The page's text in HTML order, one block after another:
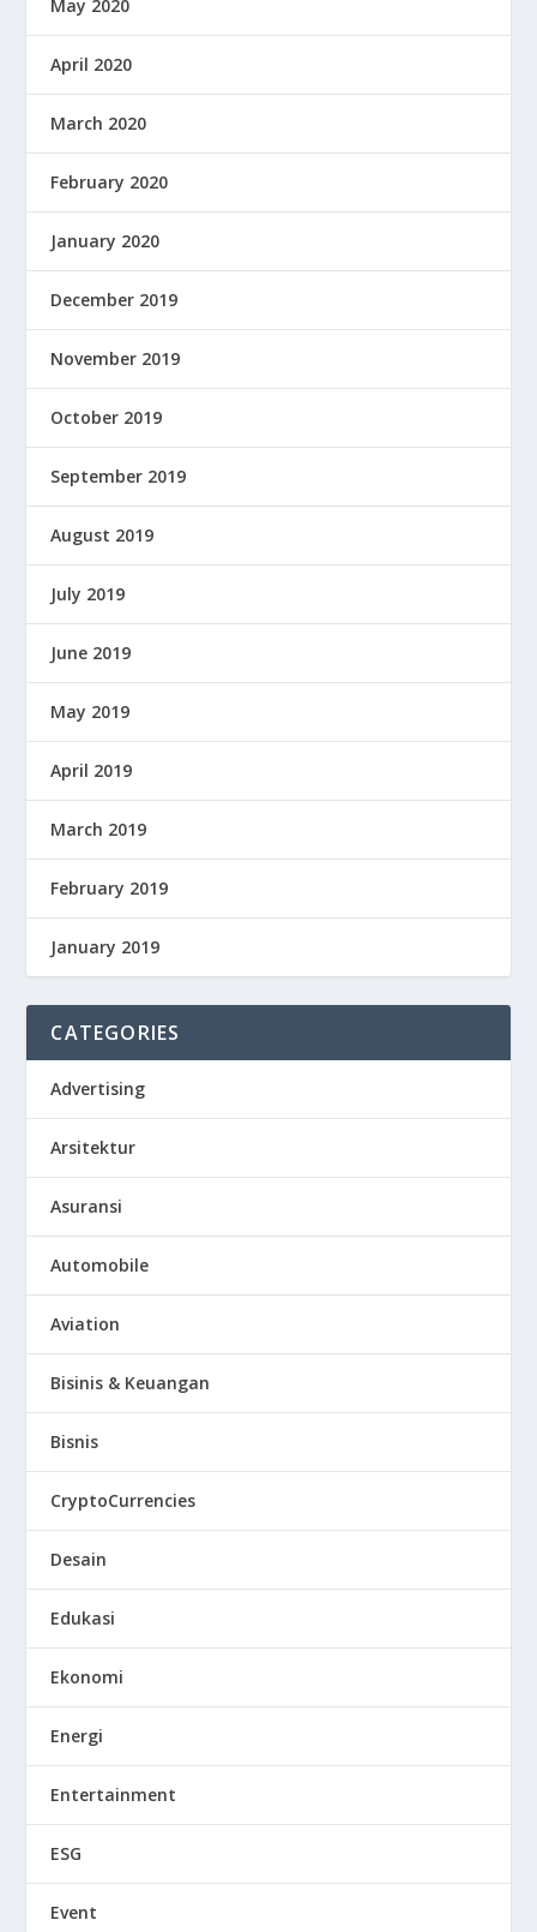
May 2020
April 2020
March 2020
February 2020
January 2020
December 2019
November 2019
October 2019
September 2019
August 2019
July 2019
June 2019
May 2019
April 2019
March 2019
February 2019
January 2019
CATEGORIES
Advertising
Arsitektur
Asuransi
Automobile
Aviation
Bisinis & Keuangan
Bisnis
CryptoCurrencies
Desain
Edukasi
Ekonomi
Energi
Entertainment
ESG
Event